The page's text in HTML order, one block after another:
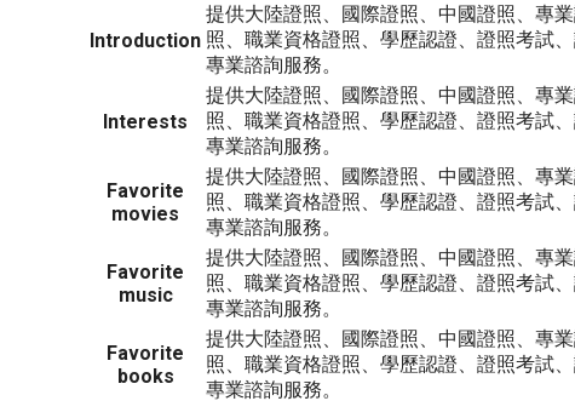
Introduction
提供大陸證照、國際證照、中國證照、專
照、職業資格證照、學歷認證、證照考試
專業諮詢服務。
Interests
提供大陸證照、國際證照、中國證照、專
照、職業資格證照、學歷認證、證照考試
專業諮詢服務。
Favorite
movies
提供大陸證照、國際證照、中國證照、專
照、職業資格證照、學歷認證、證照考試
專業諮詢服務。
Favorite
music
提供大陸證照、國際證照、中國證照、專
照、職業資格證照、學歷認證、證照考試
專業諮詢服務。
Favorite
books
提供大陸證照、國際證照、中國證照、專
照、職業資格證照、學歷認證、證照考試
專業諮詢服務。